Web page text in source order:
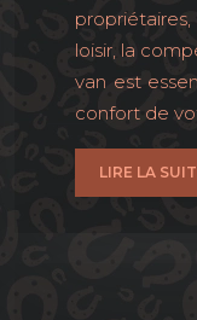
loisir, la
van est
confort de
LIRE LA